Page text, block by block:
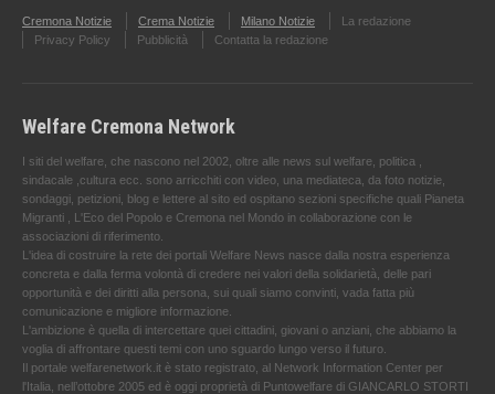
Cremona Notizie Crema Notizie Milano Notizie
La redazione
Privacy Policy
Pubblicità Contatta la redazione
Welfare Cremona Network
I siti del welfare, che nascono nel 2002, oltre alle news sul welfare, politica ,
sindacale ,cultura ecc. sono arricchiti con video, una mediateca, da foto notizie,
sondaggi, petizioni, blog e lettere al sito ed ospitano sezioni specifiche quali Pianeta
Migranti , L'Eco del Popolo e Cremona nel Mondo in collaborazione con le
associazioni di riferimento.
L'idea di costruire la rete dei portali Welfare News nasce dalla nostra esperienza
concreta e dalla ferma volontà di credere nei valori della solidarietà, delle pari
opportunità e dei diritti alla persona, sui quali siamo convinti, vada fatta più
comunicazione e migliore informazione.
L'ambizione è quella di intercettare quei cittadini, giovani o anziani, che abbiamo la
voglia di affrontare questi temi con uno sguardo lungo verso il futuro.
Il portale welfarenetwork.it è stato registrato, al Network Information Center per
l'Italia, nell’ottobre 2005 ed è oggi proprietà di Puntowelfare di GIANCARLO STORTI